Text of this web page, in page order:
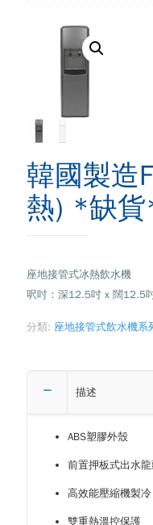
韓國製造
熱) *缺
座地接管式冰熱飲水機
呎吋：深12.5吋 x 闊12.5
分類: 座地接管式飲水機系
描述
ABS塑膠外殼
前置押板式出水
高效能壓縮機製冷
雙重熱溫控保護